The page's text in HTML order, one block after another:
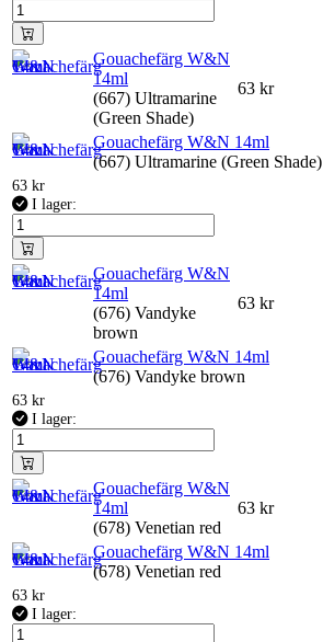
Gouachefärg W&N
14ml
(667) Ultramarine
(Green Shade)
63 kr
Gouachefärg W&N 14ml
(667) Ultramarine (Green Shade)
63 kr
I lager:
Gouachefärg W&N
14ml
(676) Vandyke
brown
63 kr
Gouachefärg W&N 14ml
(676) Vandyke brown
63 kr
I lager:
Gouachefärg W&N
14ml
(678) Venetian red
63 kr
Gouachefärg W&N 14ml
(678) Venetian red
63 kr
I lager: